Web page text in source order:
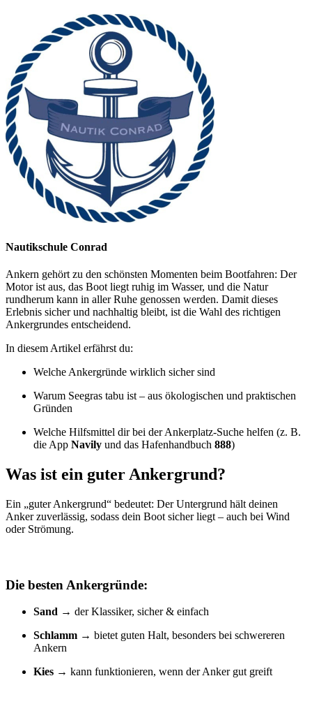
Nautikschule Conrad
Ankern gehört zu den schönsten Momenten beim Bootfahren: Der
Motor ist aus, das Boot liegt ruhig im Wasser, und die Natur
rundherum kann in aller Ruhe genossen werden. Damit dieses
Erlebnis sicher und nachhaltig bleibt, ist die Wahl des richtigen
Ankergrundes entscheidend.
In diesem Artikel erfährst du:
Welche Ankergründe wirklich sicher sind
Warum Seegras tabu ist – aus ökologischen und praktischen
Gründen
Welche Hilfsmittel dir bei der Ankerplatz-Suche helfen (z. B.
die App Navily und das Hafenhandbuch 888)
Was ist ein guter Ankergrund?
Ein „guter Ankergrund“ bedeutet: Der Untergrund hält deinen
Anker zuverlässig, sodass dein Boot sicher liegt – auch bei Wind
oder Strömung.
Die besten Ankergründe:
Sand → der Klassiker, sicher & einfach
Schlamm → bietet guten Halt, besonders bei schwereren
Ankern
Kies → kann funktionieren, wenn der Anker gut greift